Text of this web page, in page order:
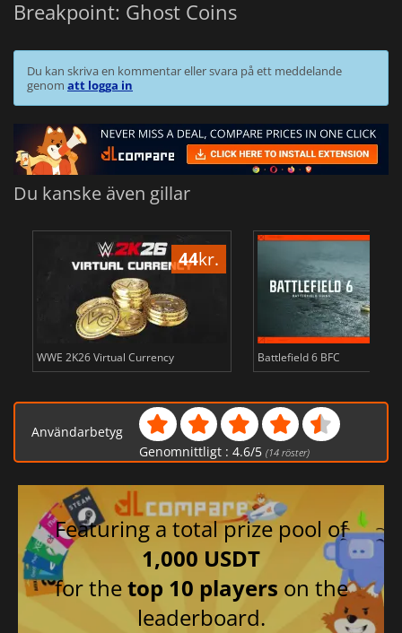
Breakpoint: Ghost Coins
Du kan skriva en kommentar eller svara på ett meddelande
genom att logga in
Du kanske även gillar
44kr.
WWE 2K26 Virtual Currency Battlefield 6 BFC
Användarbetyg
Genomnittligt : 4.6/5 (14röster)
Featuring a total prize pool of
1,000 USDT
for thetop 10 players on the
leaderboard.